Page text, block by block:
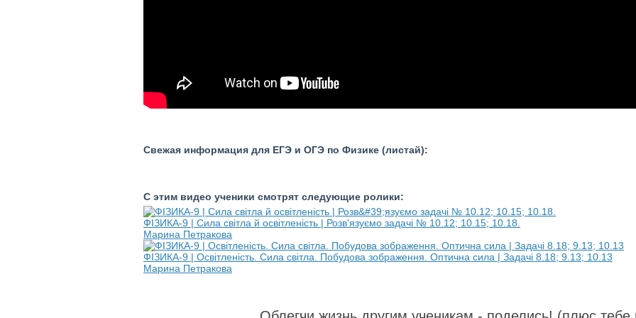
Свежая информация для ЕГЭ и ОГЭ по Физике (листай):
С этим видео ученики смотрят следующие ролики:
ФІЗИКА-9 | Сила світла й освітленість | Розв'язуємо задачі № 10.12; 10.15; 10.18.
Марина Петракова
ФІЗИКА-9 | Освітленість. Сила світла. Побудова зображення. Оптична сила | Задачі 8.18; 9.13; 10.13
Марина Петракова